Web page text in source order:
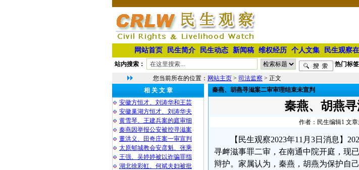
网站首页 民生简介 民生动态 新闻稿 维权经历 个人文集 民生观察
站内搜索： 热门标
您当前所在的位置： 网站主页 > 司法监察 > 正文
相 关 文 章
安徽方恒才、刘涛华和王芸
安徽巢湖方恒才、刘涛华夫
黄雪琴、王建兵案的庭审细
秦燕因举报公安被控寻滋案
董洪义、田奇庄案一审宣判
太原郇城教会安彦魁、张乘
王强、吴婷婷被以诈骗罪指
湖北徐彩虹、何斌夫妇被批
秦燕、胡燕寻滋案二审审理结束未宣判
秦燕、胡燕
作者：民生编辑1 文
【民生观察2023年11月3日消息】
寻衅滋事罪二审，在南通中院开庭，现
辩护。家属认为，秦燕，胡燕为保护自